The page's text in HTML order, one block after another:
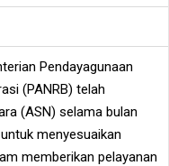
Pendayagunaan
(PANRB) telah
(ASN) selama bulan
menyesuaikan
memberikan pelayanan